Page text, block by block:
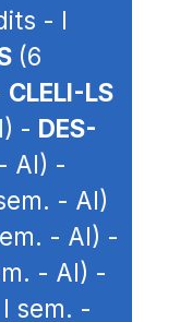
- I
(6
CLELI-LS
- DES-
AI) -
- AI)
- AI) -
- AI) -
sem. -